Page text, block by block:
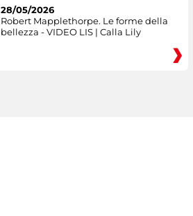
28/05/2026
Robert Mapplethorpe. Le forme della
bellezza - VIDEO LIS | Calla Lily